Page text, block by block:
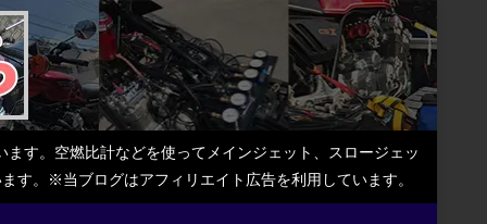
す。空燃比計などを使ってメインジェット、スロージェッ
す。※当ブログはアフィリエイト広告を利用しています。